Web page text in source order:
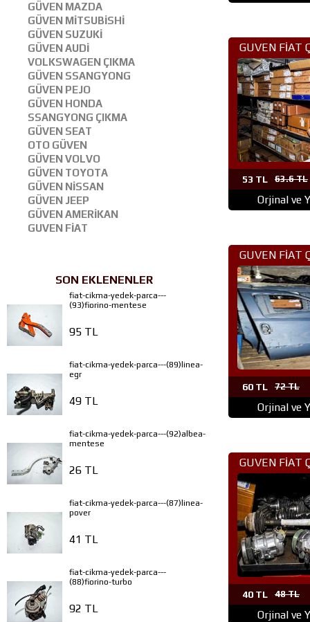
GÜVEN MAZDA
GÜVEN MİTSUBİSHİ
GÜVEN SUZUKİ
GÜVEN AUDİ
VOLKSWAGEN ÇIKMA
GÜVEN SSANGYONG
GÜVEN PEJO
GÜVEN HONDA
SSANGYONG ÇIKMA
GÜVEN SEAT
OTO GÜVEN
GÜVEN VOLVO
GÜVEN TOYOTA
GÜVEN NİSSAN
GÜVEN JEEP
GÜVEN AMERİKAN
GUVEN FİAT
SON EKLENENLER
fiat-cikma-yedek-parca---
(93)fiorino-mentese
95 TL
fiat-cikma-yedek-parca---(89)linea-
egr
49 TL
fiat-cikma-yedek-parca---(92)albea-
mentese
26 TL
fiat-cikma-yedek-parca---(87)linea-
pover
41 TL
fiat-cikma-yedek-parca---
(88)fiorino-turbo
92 TL
GUVEN FİAT
PARÇA
53 TL 63.6 TL
Orjinal ve
GUVEN FİAT
PARÇA
60 TL 72 TL
Orjinal ve
GUVEN FİAT
PARÇA
40 TL 48 TL
Orjinal ve